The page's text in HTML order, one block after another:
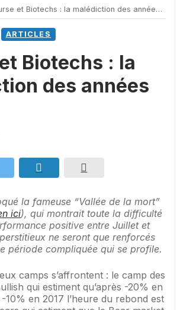
et Biotechs : la malédiction des années en “7”
ARTICLES
Biotechs : la
des années
la fameuse “Vallée de la mort”
ici), qui montrait toute la difficulté
positive entre Juillet et
ne seront que renforcés
période compliquée qui se profile.
camps s’affrontent : le camp des
qui estiment qu’après -20% en
10% en 2017 l’heure du rebond est